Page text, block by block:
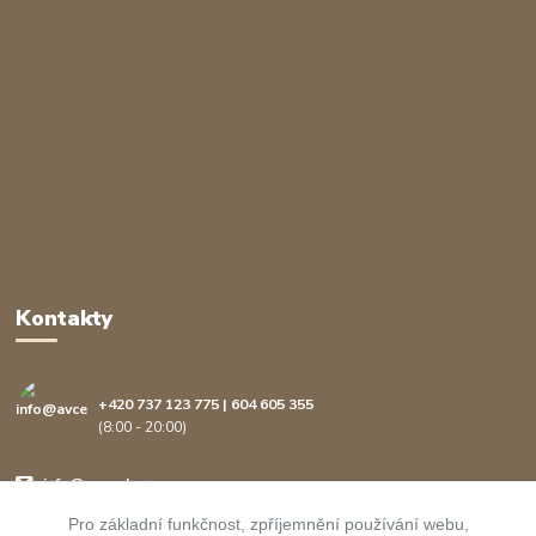
Kontakty
+420 737 123 775 | 604 605 355
(8:00 - 20:00)
info@avcenter.cz
Pro základní funkčnost, zpříjemnění používání webu,